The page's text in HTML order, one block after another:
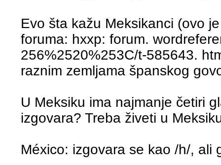
Evo šta kažu Meksikanci (ovo
foruma: hxxp: forum.
256%2520%253C/t-585643.
raznim zemljama španskog
U Meksiku ima najmanje četiri
izgovara? Treba živeti u
México: izgovara se kao /h/,